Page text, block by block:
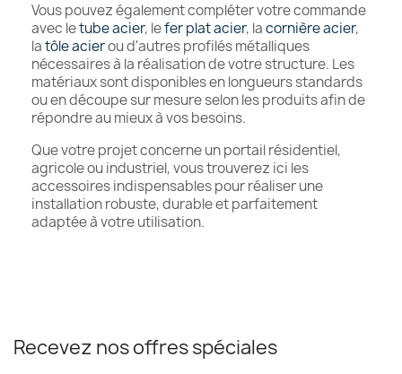
Vous pouvez également compléter votre commande
avec letube acier, lefer plat acier, lacornière acier,
latôle acierou d'autres profilés métalliques
nécessaires à la réalisation de votre structure. Les
matériaux sont disponibles en longueurs standards
ou en découpe sur mesure selon les produits afin de
répondre au mieux à vos besoins.
Que votre projet concerne un portail résidentiel,
agricole ou industriel, vous trouverez ici les
accessoires indispensables pour réaliser une
installation robuste, durable et parfaitement
adaptée à votre utilisation.
Recevez nos offres spéciales